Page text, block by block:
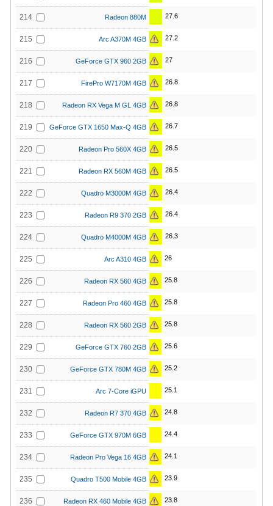
214 Radeon 880M 27.6
215 Arc A370M 4GB 27.2
216 GeForce GTX 960 2GB 27
217 FirePro W7170M 4GB 26.8
218 Radeon RX Vega M GL 4GB 26.8
219 GeForce GTX 1650 Max-Q 4GB 26.7
220 Radeon Pro 560X 4GB 26.5
221 Radeon RX 560M 4GB 26.5
222 Quadro M3000M 4GB 26.4
223 Radeon R9 370 2GB 26.4
224 Quadro M4000M 4GB 26.3
225 Arc A310 4GB 26
226 Radeon RX 560 4GB 25.8
227 Radeon Pro 460 4GB 25.8
228 Radeon RX 560 2GB 25.8
229 GeForce GTX 760 2GB 25.6
230 GeForce GTX 780M 4GB 25.2
231 Arc 7-Core iGPU 25.1
232 Radeon R7 370 4GB 24.8
233 GeForce GTX 970M 6GB 24.4
234 Radeon Pro Vega 16 4GB 24.1
235 Quadro T500 Mobile 4GB 23.9
236 Radeon RX 460 Mobile 4GB 23.8